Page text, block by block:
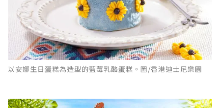
以安娜生日蛋糕為造型的藍莓乳酪蛋糕。圖/香港迪士尼樂園